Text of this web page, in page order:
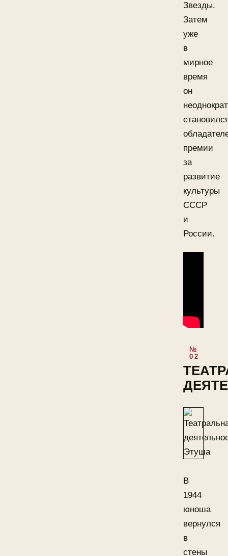
Звезды.
Затем
уже
в
мирное
время
он
премии
за
развитие
культуры
СССР
и
России.
В
1944
юноша
вернулся
в
стены